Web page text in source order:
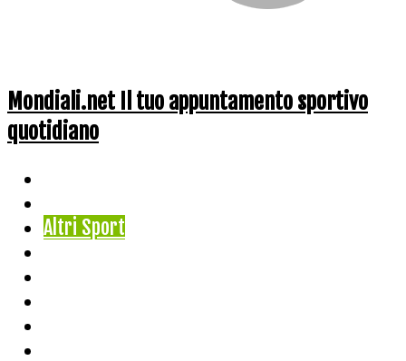
Mondiali.net Il tuo appuntamento sportivo
quotidiano
Altri Sport